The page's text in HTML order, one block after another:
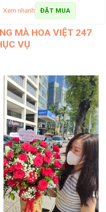
Xem nhanh ĐẶT MUA
MÀ HOA VIỆT 247
VỤ